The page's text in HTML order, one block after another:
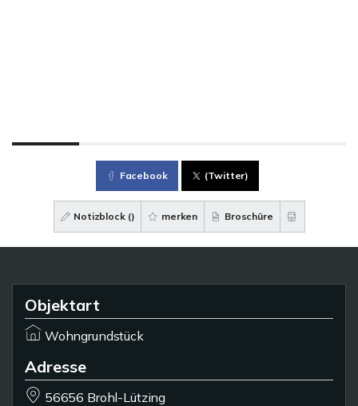
Facebook (Twitter)
Notizblock () merken Broschüre
Objektart
Wohngrundstück
Adresse
56656 Brohl-Lützing